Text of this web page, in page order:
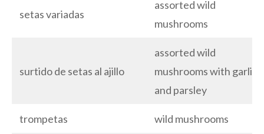
setas variadas
assorted wild
mushrooms
surtido de setas al ajillo
assorted wild
mushrooms with garlic
and parsley
trompetas wild mushrooms